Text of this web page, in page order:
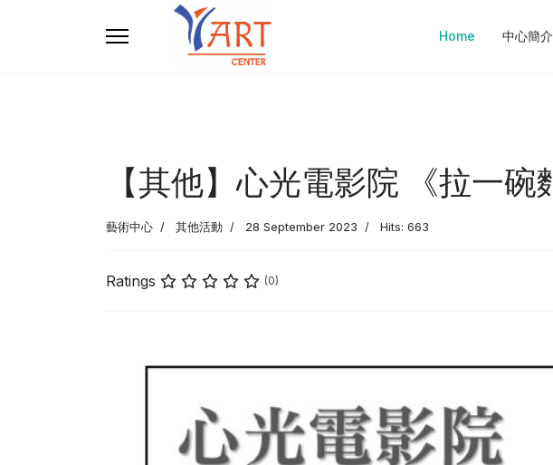
Home 中心簡介
【其他】心光電影院 《拉一碗
藝術中心 其他活動 28 September 2023 Hits: 663
Ratings (0)